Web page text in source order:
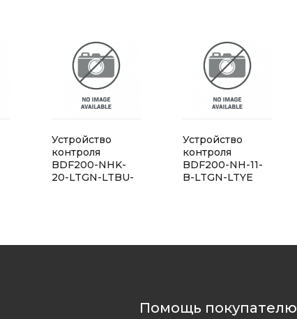
Устройство
контроля
BDF200-NHK-
20-LTGN-LTBU-
Устройство
контроля
BDF200-NH-11-
B-LTGN-LTYE
Помощь покупателю